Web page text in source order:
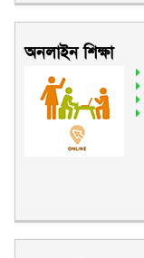
অনলাইন শিক্ষা